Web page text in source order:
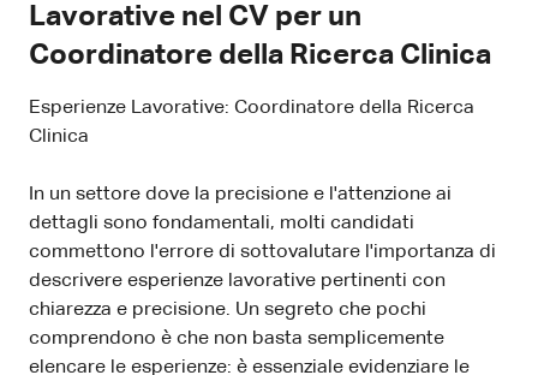
Lavorative nel CV per un
Coordinatore della Ricerca Clinica
Esperienze Lavorative: Coordinatore della Ricerca
Clinica
In un settore dove la precisione e l'attenzione ai
dettagli sono fondamentali, molti candidati
commettono l'errore di sottovalutare l'importanza di
descrivere esperienze lavorative pertinenti con
chiarezza e precisione. Un segreto che pochi
comprendono è che non basta semplicemente
elencare le esperienze: è essenziale evidenziare le